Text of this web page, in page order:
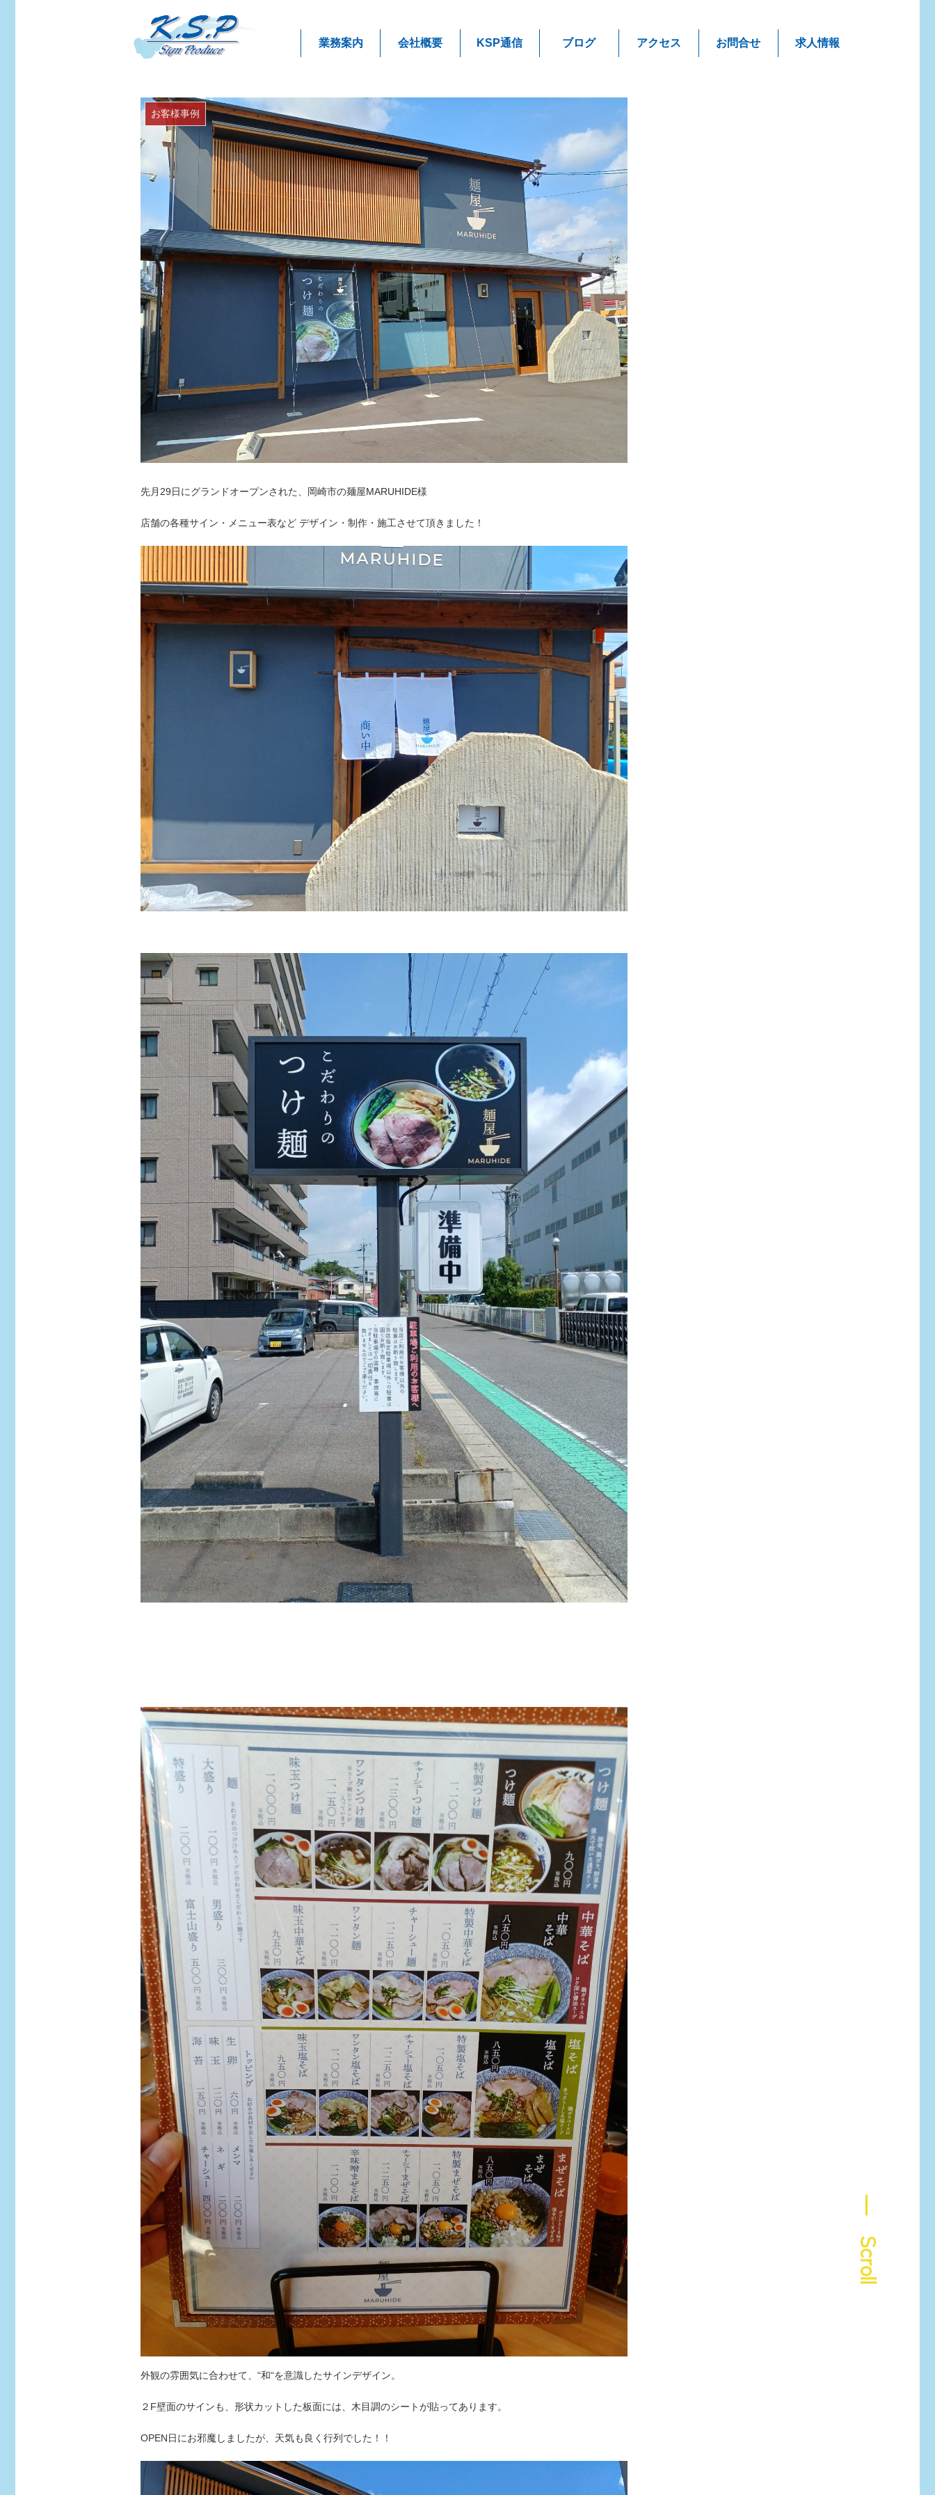
業務案内 会社概要 KSP通信 ブログ アクセス お問合せ 求人情報
― Scroll
お客様事例
先月29日にグランドオープンされた、岡崎市の麺屋MARUHIDE様
店舗の各種サイン・メニュー表など デザイン・制作・施工させて頂きました！
外観の雰囲気に合わせて、“和“を意識したサインデザイン。
２F壁面のサインも、形状カットした板面には、木目調のシートが貼ってあります。
OPEN日にお邪魔しましたが、天気も良く行列でした！！